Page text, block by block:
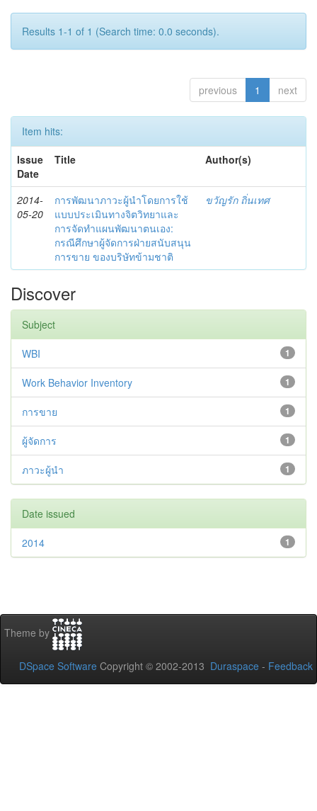
Results 1-1 of 1 (Search time: 0.0 seconds).
previous 1 next
Item hits:
Issue
Date
Title Author(s)
2014-
05-20
การพัฒนาภาวะผู้นำโดยการใช้
แบบประเมินทางจิตวิทยาและ
การจัดทำแผนพัฒนาตนเอง:
กรณีศึกษาผู้จัดการฝ่ายสนับสนุน
การขาย ของบริษัทข้ามชาติ
ขวัญรัก ถิ่นเทศ
Discover
Subject
1
WBI
1
Work Behavior Inventory
1
การขาย
1
ผู้จัดการ
1
ภาวะผู้นำ
Date issued
1
2014
Theme by
DSpace Software Copyright © 2002-2013 Duraspace - Feedback